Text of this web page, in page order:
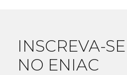
INSCREVA-SE
NO ENIAC